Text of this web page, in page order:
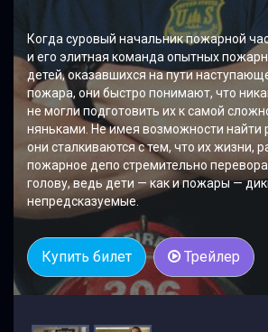
Когда суровый начальник пожарной
и его элитная команда опытных
детей, оказавшихся на пути
пожара, они быстро понимают, что
не могли подготовить их к самой
няньками. Не имея возможности найти
они сталкиваются с тем, что их жизни,
пожарное депо стремительно
голову, ведь дети — как и пожары —
непредсказуемые.
Купить билет Трейлер